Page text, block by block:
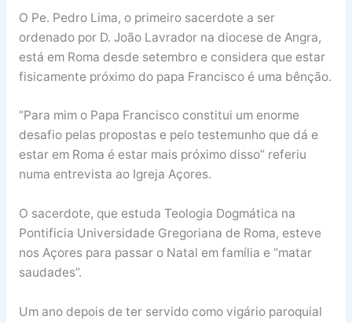
O Pe. Pedro Lima, o primeiro sacerdote a ser
ordenado por D. João Lavrador na diocese de Angra,
está em Roma desde setembro e considera que estar
fisicamente próximo do papa Francisco é uma bênção.
“Para mim o Papa Francisco constitui um enorme
desafio pelas propostas e pelo testemunho que dá e
estar em Roma é estar mais próximo disso” referiu
numa entrevista ao Igreja Açores.
O sacerdote, que estuda Teologia Dogmática na
Pontificia Universidade Gregoriana de Roma, esteve
nos Açores para passar o Natal em família e “matar
saudades”.
Um ano depois de ter servido como vigário paroquial